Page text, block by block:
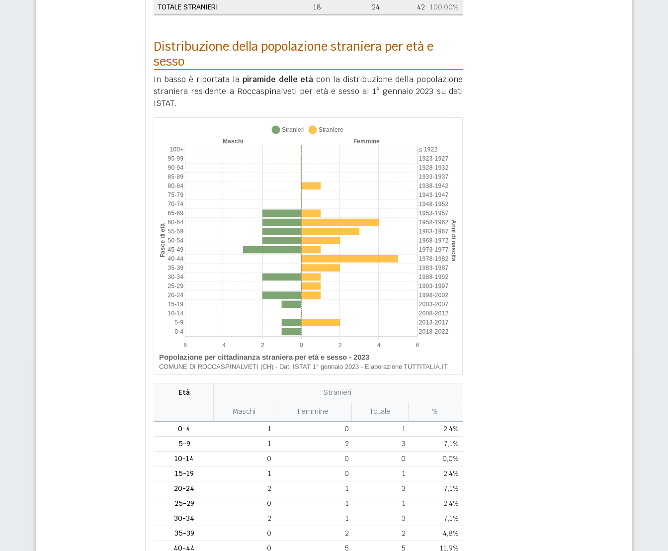
TOTALE STRANIERI
18 24 42 100,00%
Distribuzione della popolazione straniera per età e
sesso
In basso è riportata la piramide delle età con la distribuzione della popolazione
straniera residente a Roccaspinalveti per età e sesso al 1° gennaio 2023 su dati
ISTAT.
Età Stranieri
Maschi Femmine Totale
%
0-4
1 0 1
2,4%
5-9
1 2 3
7,1%
10-14
0 0 0
0,0%
15-19
1 0 1
2,4%
20-24
2 1 3
7,1%
25-29
0 1 1
2,4%
30-34
2 1 3
7,1%
35-39
0 2 2
4,8%
40-44
0 5 5 11,9%